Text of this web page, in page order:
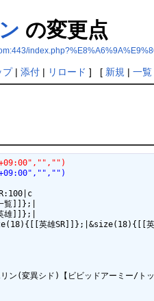
の変更点
プ| 添付| リロード ] [ 新規 | 一覧
覧]]};|
雄]]};|
英雄SR]]};|&size(18){[[
(変異シド)【ビビッドアーミー/ト